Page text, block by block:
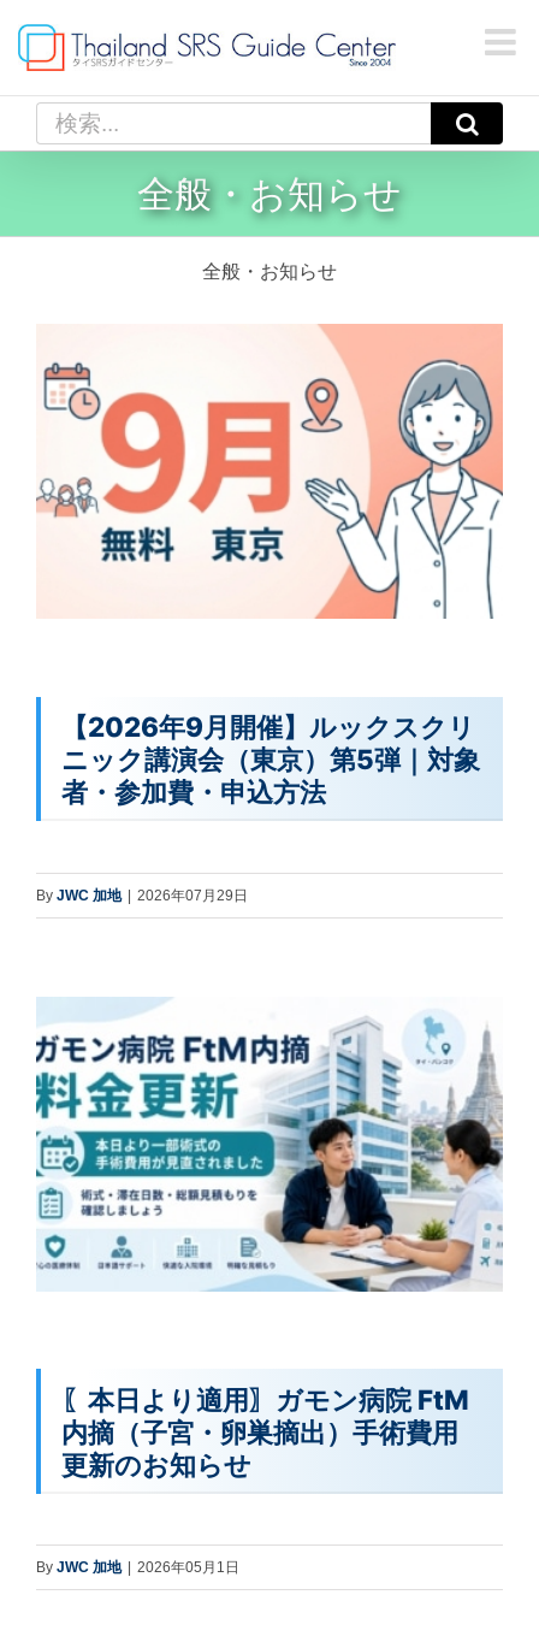
content
索
全般・お知らせ
全般・お知らせ
【2026年9月開催】ルックスクリ
ニック講演会（東京）第5弾｜対象
者・参加費・申込方法
By JWC 加地 | 2026年07月29日
〖本日より適用〗ガモン病院 FtM
内摘（子宮・卵巣摘出）手術費用
更新のお知らせ
By JWC 加地 2026年05月1日